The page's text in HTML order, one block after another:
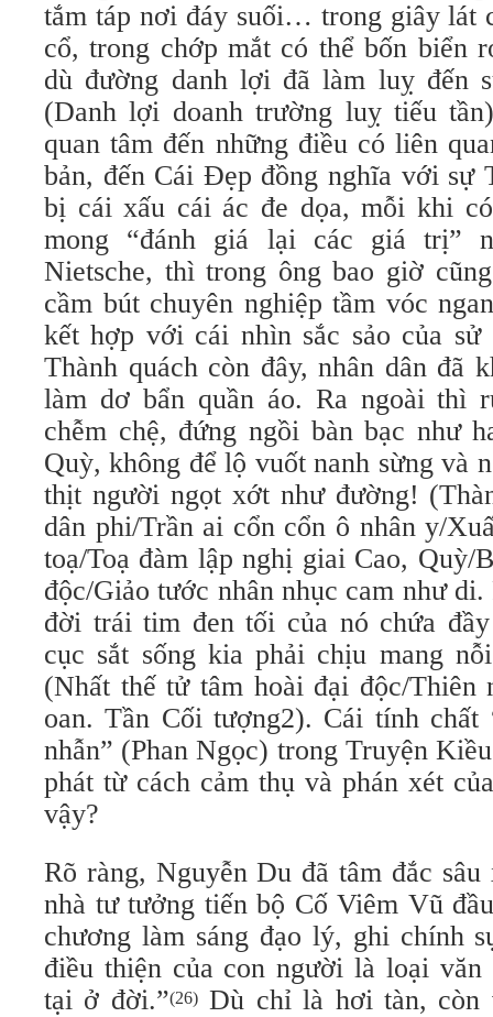
tắm táp nơi đáy suối… trong giây lát
cổ, trong chớp mắt có thể bốn biển
dù đường danh lợi đã làm luỵ đến
(Danh lợi doanh trường luỵ tiếu
quan tâm đến những điều có liên
bản, đến Cái Đẹp đồng nghĩa với sự
bị cái xấu cái ác đe dọa, mỗi khi
mong “đánh giá lại các giá trị”
Nietsche, thì trong ông bao giờ
cầm bút chuyên nghiệp tầm vóc
kết hợp với cái nhìn sắc sảo của
Thành quách còn đây, nhân dân đã
làm dơ bẩn quần áo. Ra ngoài thì
chễm chệ, đứng ngồi bàn bạc như
Quỳ, không để lộ vuốt nanh sừng và
thịt người ngọt xớt như đường!
dân phi/Trần ai cổn cổn ô nhân y/
toạ/Toạ đàm lập nghị giai Cao, Quỳ/
độc/Giảo tước nhân nhục cam như di.
đời trái tim đen tối của nó chứa
cục sắt sống kia phải chịu mang
(Nhất thế tử tâm hoài đại độc/Thiên
oan. Tần Cối tượng2). Cái tính
nhẫn” (Phan Ngọc) trong Truyện
phát từ cách cảm thụ và phán xét
vậy?
Rõ ràng, Nguyễn Du đã tâm đắc
nhà tư tưởng tiến bộ Cố Viêm Vũ
chương làm sáng đạo lý, ghi chính
điều thiện của con người là loại
tại ở đời.”(26)Dù chỉ là hơi tàn, còn